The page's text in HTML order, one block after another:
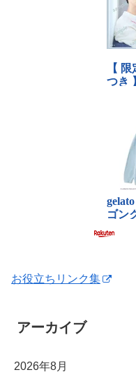
お役立ちリンク集
アーカイブ
2026年8月